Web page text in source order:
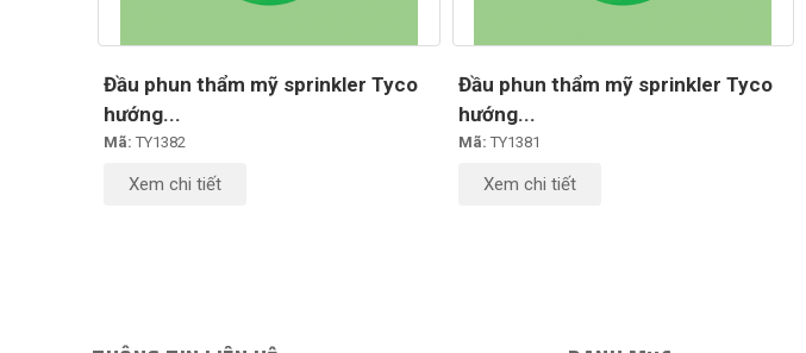
Đầu phun thẩm mỹ sprinkler Tyco
hướng...
Mã: TY1382
Xem chi tiết
Đầu phun thẩm mỹ sprinkler Tyco
hướng...
Mã: TY1381
Xem chi tiết